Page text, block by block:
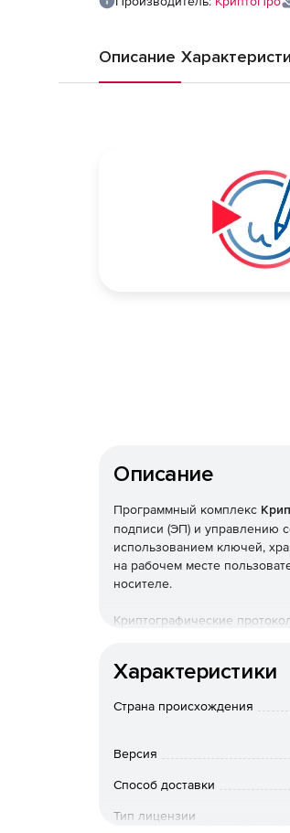
Описание
Описание
Программный комплекс
подписи (ЭП) и управлению
использованием ключей,
на рабочем месте
носителе.
Криптографические
производятся
Ключевые возможности:
создание подписи
возможность создания
Характеристики
Страна происхождения
Версия
Способ доставки
Тип лицензии